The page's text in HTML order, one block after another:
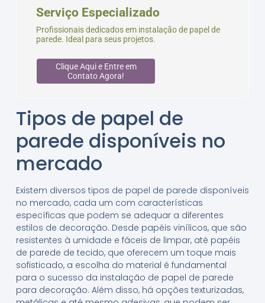
Serviço Especializado
Profissionais dedicados em instalação de papel de
parede. Ideal para seus projetos.
Clique Aqui e Entre em
Contato Agora!
Tipos de papel de
parede disponíveis no
mercado
Existem diversos tipos de papel de parede disponíveis
no mercado, cada um com características
específicas que podem se adequar a diferentes
estilos de decoração. Desde papéis vinílicos, que são
resistentes à umidade e fáceis de limpar, até papéis
de parede de tecido, que oferecem um toque mais
sofisticado, a escolha do material é fundamental
para o sucesso da instalação de papel de parede
para decoração. Além disso, há opções texturizadas,